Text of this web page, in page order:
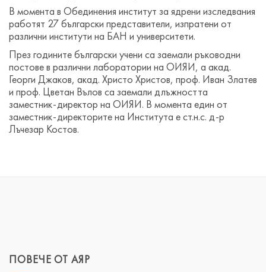
В момента в Обединения институт за ядрени изследвания
работят 27 български представители, изпратени от
различни институти на БАН и университети.
През годините български учени са заемали ръководни
постове в различни лаборатории на ОИЯИ, а акад.
Георги Джаков, акад. Христо Христов, проф. Иван Златев
и проф. Цветан Вълов са заемали длъжността
заместник-директор на ОИЯИ. В момента един от
заместник-директорите на Института е ст.н.с. д-р
Лъчезар Костов.
ПОВЕЧЕ ОТ АЯР